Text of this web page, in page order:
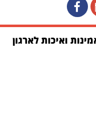
ואיכות לארגון